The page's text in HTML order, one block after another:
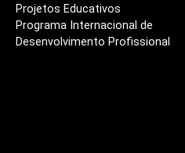
Projetos Educativos
Programa Internacional de
Desenvolvimento Profissional